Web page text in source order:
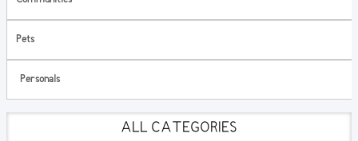
Pets
Personals
ALL CATEGORIES